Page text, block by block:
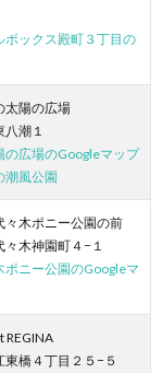
ボックス殿町３丁目の
太陽の広場
潮１
の広場のGoogleマップ
潮風公園
々木ポニー公園の前
々木神園町４−１
ポニー公園のGoogleマ
REGINA
東橋４丁目２５−５